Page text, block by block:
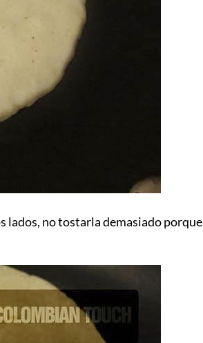
no tostarla demasiado porque